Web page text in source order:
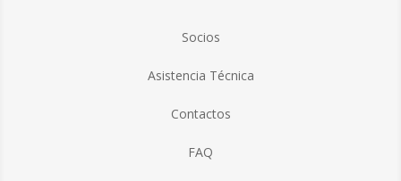
Socios
Asistencia Técnica
Contactos
FAQ